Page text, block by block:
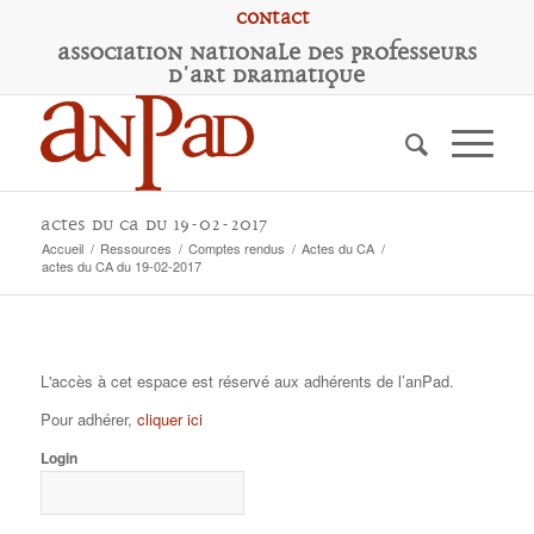
Contact
Association Nationale des Professeurs
d'Art Dramatique
actes du CA du 19-02-2017
Accueil / Ressources / Comptes rendus / Actes du CA /
actes du CA du 19-02-2017
L'accès à cet espace est réservé aux adhérents de l’anPad.
Pour adhérer, cliquer ici
Login